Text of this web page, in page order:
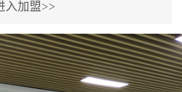
专利保护优势、双甲资质
企业（“室内环境净化治理
甲级施工资质”“室内环境
入加盟>>